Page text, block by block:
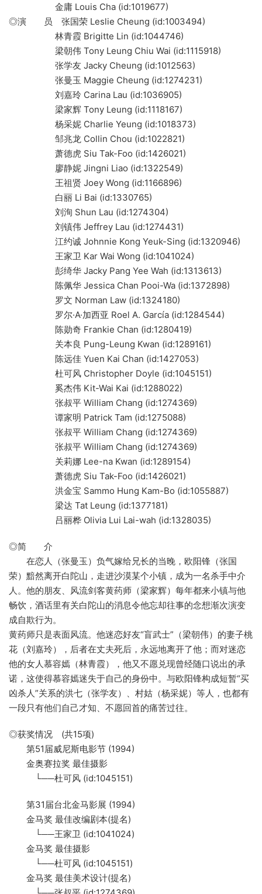
金庸 Louis Cha (id:1019677)
◎演 员 张国荣 Leslie Cheung (id:1003494)
林青霞 Brigitte Lin (id:1044746)
梁朝伟 Tony Leung Chiu Wai (id:1115918)
张学友 Jacky Cheung (id:1012563)
张曼玉 Maggie Cheung (id:1274231)
刘嘉玲 Carina Lau (id:1036905)
梁家辉 Tony Leung (id:1118167)
杨采妮 Charlie Yeung (id:1018373)
邹兆龙 Collin Chou (id:1022821)
萧德虎 Siu Tak-Foo (id:1426021)
廖静妮 Jingni Liao (id:1322549)
王祖贤 Joey Wong (id:1166896)
白丽 Li Bai (id:1330765)
刘洵 Shun Lau (id:1274304)
刘镇伟 Jeffrey Lau (id:1274431)
江约诚 Johnnie Kong Yeuk-Sing (id:1320946)
王家卫 Kar Wai Wong (id:1041024)
彭绮华 Jacky Pang Yee Wah (id:1313613)
陈佩华 Jessica Chan Pooi-Wa (id:1372898)
罗文 Norman Law (id:1324180)
罗尔·A·加西亚 Roel A. García (id:1284544)
陈勋奇 Frankie Chan (id:1280419)
关本良 Pung-Leung Kwan (id:1289161)
陈远佳 Yuen Kai Chan (id:1427053)
杜可风 Christopher Doyle (id:1045151)
奚杰伟 Kit-Wai Kai (id:1288022)
张叔平 William Chang (id:1274369)
谭家明 Patrick Tam (id:1275088)
张叔平 William Chang (id:1274369)
张叔平 William Chang (id:1274369)
关莉娜 Lee-na Kwan (id:1289154)
萧德虎 Siu Tak-Foo (id:1426021)
洪金宝 Sammo Hung Kam-Bo (id:1055887)
梁达 Tat Leung (id:1377181)
吕丽桦 Olivia Lui Lai-wah (id:1328035)
◎简 介
在恋人（张曼玉）负气嫁给兄长的当晚，欧阳锋（张国
荣）黯然离开白陀山，走进沙漠某个小镇，成为一名杀手中介
人。他的朋友、风流剑客黄药师（梁家辉）每年都来小镇与他
畅饮，酒话里有关白陀山的消息令他忘却往事的念想渐次演变
成自欺行为。
黄药师只是表面风流。他迷恋好友“盲武士”（梁朝伟）的妻子桃
花（刘嘉玲），后者在丈夫死后，永远地离开了他；而对迷恋
他的女人慕容嫣（林青霞），他又不愿兑现曾经随口说出的承
诺，这使得慕容嫣迷失于自己的身份中。与欧阳锋构成短暂“买
凶杀人”关系的洪七（张学友）、村姑（杨采妮）等人，也都有
一段只有他们自己才知、不愿回首的痛苦过往。
◎获奖情况 (共15项)
第51届威尼斯电影节 (1994)
金奥赛拉奖 最佳摄影
└──杜可风 (id:1045151)
第31届台北金马影展 (1994)
金马奖 最佳改编剧本(提名)
└──王家卫 (id:1041024)
金马奖 最佳摄影
└──杜可风 (id:1045151)
金马奖 最佳美术设计(提名)